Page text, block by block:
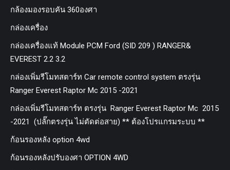
กล้องมองรอบคัน 360องศา
กล่องเครื่อง
กล่องเครื่องแท้ Module PCM Ford (SID 209 ) RANGER&
EVEREST 2.2 3.2
กล่องเพิ่มรีโมทสตาร์ท Car remote control system ตรงรุ่น
Ranger Everest Raptor Mc 2015 -2021
กล่องเพิ่มรีโมทสตาร์ท ตรงรุ่น Ranger Everest Raptor Mc 2015
-2021 (ปลั๊กตรงรุ่น ไม่ตัดต่อสาย) ** ต้องโปรแกรมระบบ **
ก้อนรองหลัง option 4wd
ก้อนรองหลังปรับองศา OPTION 4WD